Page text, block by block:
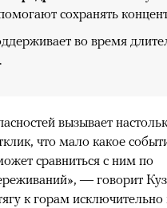
сохранять
во время
вызывает
что мало какое
сравниться с ним по
— говорит
к горам исключительно